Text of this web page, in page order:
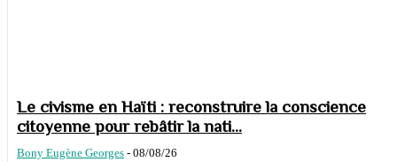
Le civisme en Haïti : reconstruire la conscience
citoyenne pour rebâtir la nati...
Bony Eugène Georges - 08/08/26